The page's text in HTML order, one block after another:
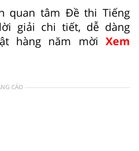
quan tâm Đề thi Tiếng
giải chi tiết, dễ dàng
hàng năm mời Xem
CÁO